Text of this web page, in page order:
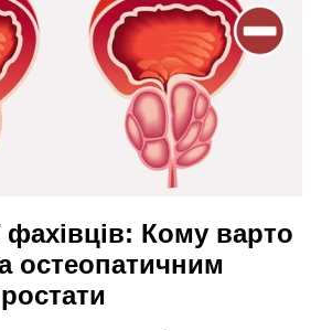
фахівців: Кому варто
остеопатичним